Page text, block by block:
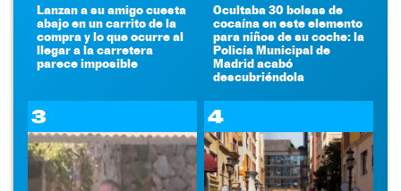
Lanzan a su amigo cuesta
abajo en un carrito de la
compra y lo que ocurre al
llegar a la carretera
parece imposible
Ocultaba 30 bolsas de
cocaína en este elemento
para niños de su coche: la
Policía Municipal de
Madrid acabó
descubriéndola
3 4